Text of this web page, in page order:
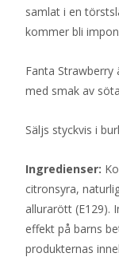
samlat i en
kommer bli
Fanta
med smak av
Säljs styckvis i
Ingredienser:
citronsyra,
allurarött (E129).
effekt på barns
produkternas